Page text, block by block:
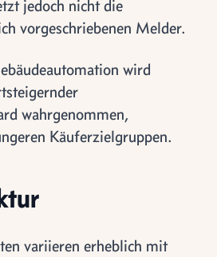
jedoch nicht die
vorgeschriebenen Melder.
wird
wahrgenommen,
Käuferzielgruppen.
variieren erheblich mit